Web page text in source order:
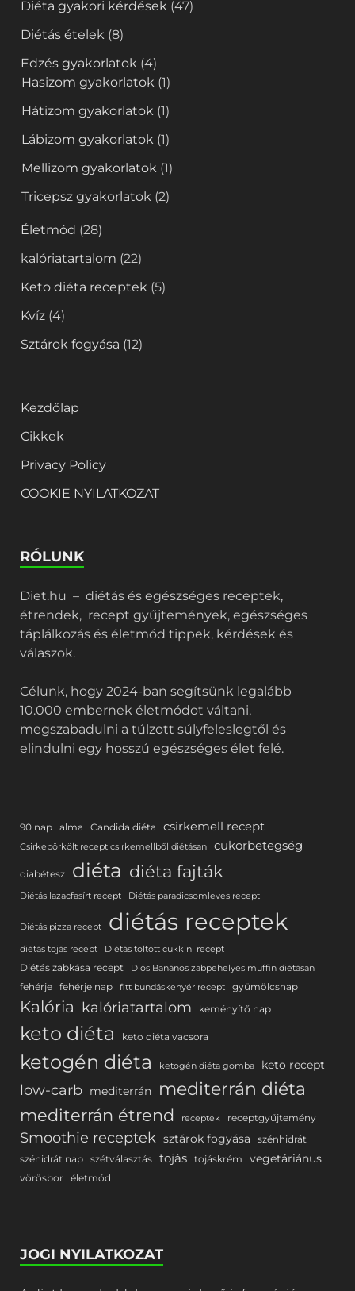
Diéta gyakori kérdések (47)
Diétás ételek (8)
Edzés gyakorlatok (4)
Hasizom gyakorlatok (1)
Hátizom gyakorlatok (1)
Lábizom gyakorlatok (1)
Mellizom gyakorlatok (1)
Tricepsz gyakorlatok (2)
Életmód (28)
kalóriatartalom (22)
Keto diéta receptek (5)
Kvíz (4)
Sztárok fogyása (12)
Kezdőlap
Cikkek
Privacy Policy
COOKIE NYILATKOZAT
RÓLUNK
Diet.hu – diétás és egészséges receptek,
étrendek, recept gyűjtemények, egészséges
táplálkozás és életmód tippek, kérdések és
válaszok.
Célunk, hogy 2024-ban segítsünk legalább
10.000 embernek életmódot váltani,
megszabadulni a túlzott súlyfeleslegtől és
elindulni egy hosszú egészséges élet felé.
90 nap alma Candida diéta csirkemell recept
Csirkepörkölt recept csirkemellből diétásan cukorbetegség
diabétesz diéta diéta fajták
Diétás lazacfasírt recept Diétás paradicsomleves recept
Diétás pizza recept diétás receptek
diétás tojás recept Diétás töltött cukkini recept
Diétás zabkása recept Diós Banános zabpehelyes muffin diétásan
fehérje fehérje nap fitt bundáskenyér recept gyümölcsnap
Kalória kalóriatartalom keményítő nap
keto diéta keto diéta vacsora
ketogén diéta ketogén diéta gomba keto recept
low-carb mediterrán mediterrán diéta
mediterrán étrend receptek receptgyűjtemény
Smoothie receptek sztárok fogyása
szénhidrát
szénidrát nap szétválasztás tojás tojáskrém vegetáriánus
vörösbor életmód
JOGI NYILATKOZAT